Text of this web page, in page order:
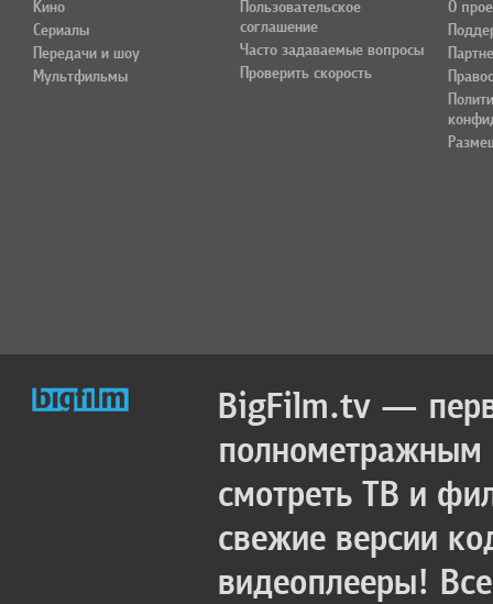
Кино
Сериалы
Передачи и шоу
Мультфильмы
Пользовательское
соглашение
Часто задаваемые вопросы
Проверить скорость
О
BigFilm.tv —
полнометражным
смотреть ТВ и
свежие версии
видеоплееры!